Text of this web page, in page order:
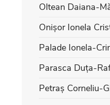
Oltean Daiana-
Onișor Ionela
Palade Ionela-
Parasca Duța-
Petraș Corneliu-